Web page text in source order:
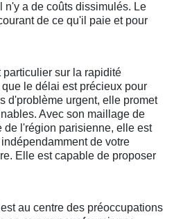
n'y a de coûts dissimulés. Le
de ce qu'il paie et pour
particulier sur la rapidité
le délai est précieux pour
d'problème urgent, elle promet
Avec son maillage de
l'région parisienne, elle est
de votre
Elle est capable de proposer
au centre des préoccupations